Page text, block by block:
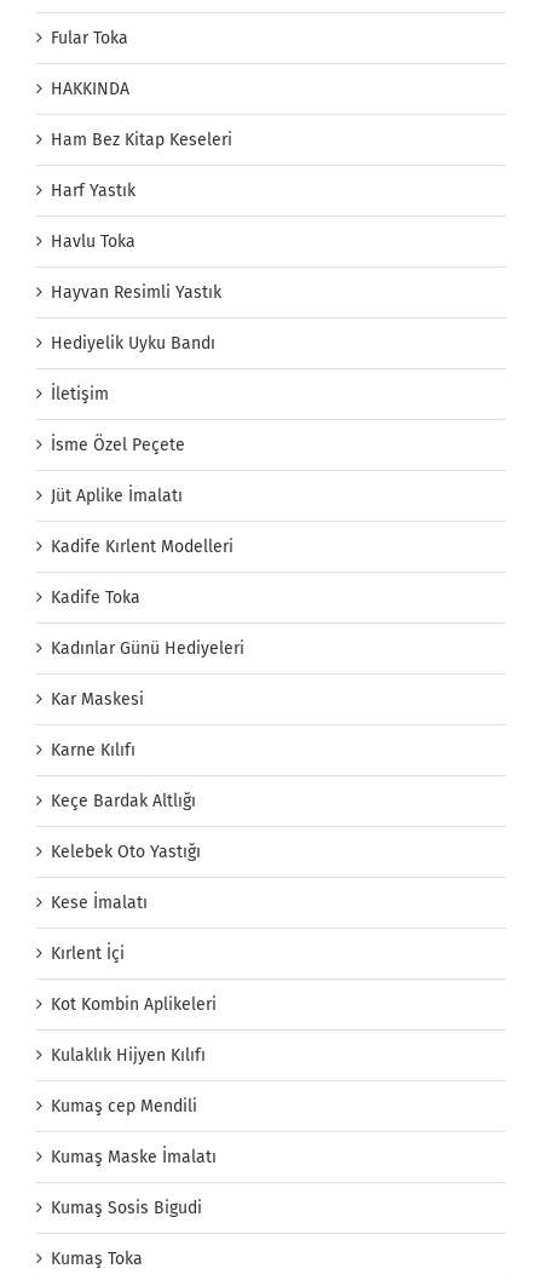
Fular Toka
HAKKINDA
Ham Bez Kitap Keseleri
Harf Yastık
Havlu Toka
Hayvan Resimli Yastık
Hediyelik Uyku Bandı
İletişim
İsme Özel Peçete
Jüt Aplike İmalatı
Kadife Kırlent Modelleri
Kadife Toka
Kadınlar Günü Hediyeleri
Kar Maskesi
Karne Kılıfı
Keçe Bardak Altlığı
Kelebek Oto Yastığı
Kese İmalatı
Kırlent İçi
Kot Kombin Aplikeleri
Kulaklık Hijyen Kılıfı
Kumaş cep Mendili
Kumaş Maske İmalatı
Kumaş Sosis Bigudi
Kumaş Toka